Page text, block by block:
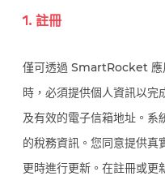
1. 註冊
僅可透過 SmartRocket 應
時，必須提供個人資訊以完
及有效的電子信箱地址。系
的稅務資訊。您同意提供真
更時進行更新。在註冊或更